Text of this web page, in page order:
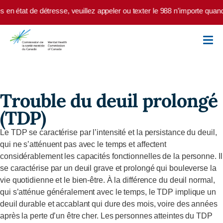
Skip to main content
en état de détresse, veuillez appeler ou texter le 988 n’importe
Trouble du deuil prolongé
(TDP)
Le TDP se caractérise par l’intensité et la persistance du deuil,
qui ne s’atténuent pas avec le temps et affectent
considérablement les capacités fonctionnelles de la personne. Il
se caractérise par un deuil grave et prolongé qui bouleverse la
vie quotidienne et le bien-être. À la différence du deuil normal,
qui s’atténue généralement avec le temps, le TDP implique un
deuil durable et accablant qui dure des mois, voire des années
après la perte d’un être cher. Les personnes atteintes du TDP